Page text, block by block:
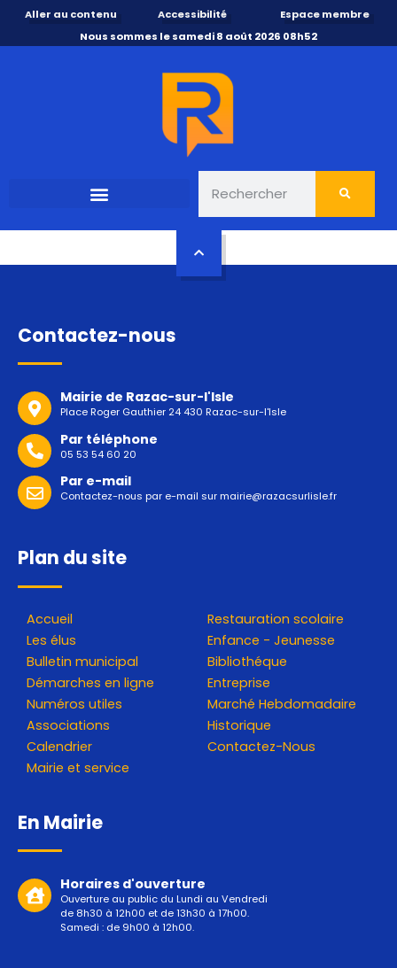
Aller au contenu Accessibilité
Espace membre
Nous sommes le samedi 8 août 2026 08h52
Contactez-nous
Mairie de Razac-sur-l'Isle
Place Roger Gauthier 24 430 Razac-sur-l'Isle
Par téléphone
05 53 54 60 20
Par e-mail
Contactez-nous par e-mail surmairie@razacsurlisle.fr
Plan du site
Accueil
Les élus
Bulletin municipal
Démarches en ligne
Numéros utiles
Associations
Calendrier
Mairie et service
Restauration scolaire
Enfance - Jeunesse
Bibliothéque
Entreprise
Marché Hebdomadaire
Historique
Contactez-Nous
En Mairie
Horaires d'ouverture
Ouverture au public du Lundi au Vendredi
de 8h30 à 12h00 et de 13h30 à 17h00.
Samedi : de 9h00 à 12h00.